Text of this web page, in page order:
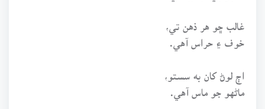
غالب ڇو هر ذهن تي،
خوف ۽ حراس آهي.
اڄ لوڻ کان به سستو،
ماڻهو جو ماس آهي.